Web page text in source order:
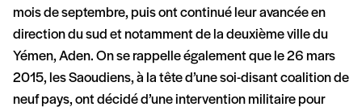
mois de septembre, puis ont continué leur avancée en
direction du sud et notamment de la deuxième ville du
Yémen, Aden. On se rappelle également que le 26 mars
2015, les Saoudiens, à la tête d’une soi-disant coalition de
neuf pays, ont décidé d’une intervention militaire pour